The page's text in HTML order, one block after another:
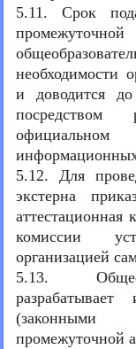
5.11. Срок
необходимости
и доводится до
5.12. Для
экстерна
аттестационная
комиссии
организацией
5.13.
(законными
промежуточной